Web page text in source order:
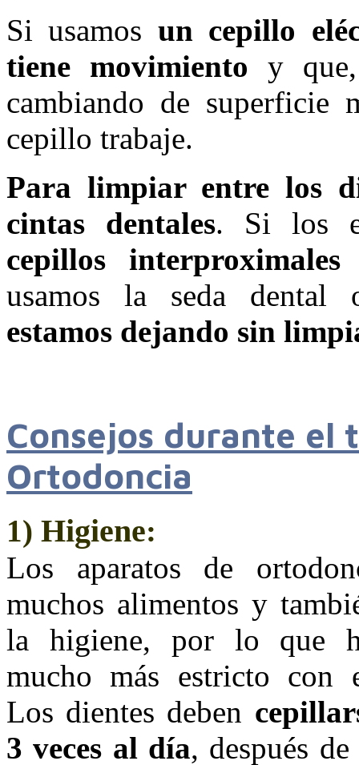
Si usamos un cepillo
tiene movimiento y
cambiando de superficie
cepillo trabaje.
Para limpiar entre los
cintas dentales. Si los
cepillos interproximales
usamos la seda dental
estamos dejando sin
Consejos durante el
Ortodoncia
1) Higiene:
Los aparatos de
muchos alimentos y
la higiene, por lo que
mucho más estricto con
Los dientes deben
3 veces al día, después